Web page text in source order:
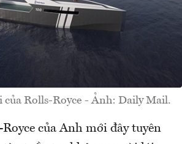
của Rolls-Royce - Ảnh: Daily Mail.
của Anh mới đây tuyên